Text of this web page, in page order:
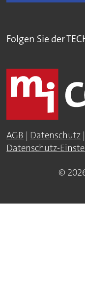
Folgen Sie der
AGB | Datenschutz |
Datenschutz-
©